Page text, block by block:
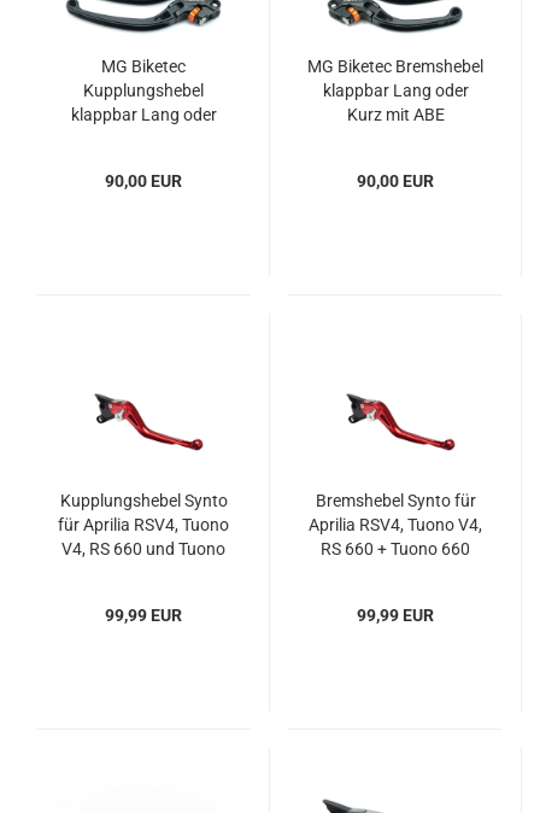
MG Biketec
Kupplungshebel
klappbar Lang oder
90,00 EUR
MG Biketec Bremshebel
klappbar Lang oder
Kurz mit ABE
90,00 EUR
Kupplungshebel Synto
für Aprilia RSV4, Tuono
V4, RS 660 und Tuono
99,99 EUR
Bremshebel Synto für
Aprilia RSV4, Tuono V4,
RS 660 + Tuono 660
99,99 EUR